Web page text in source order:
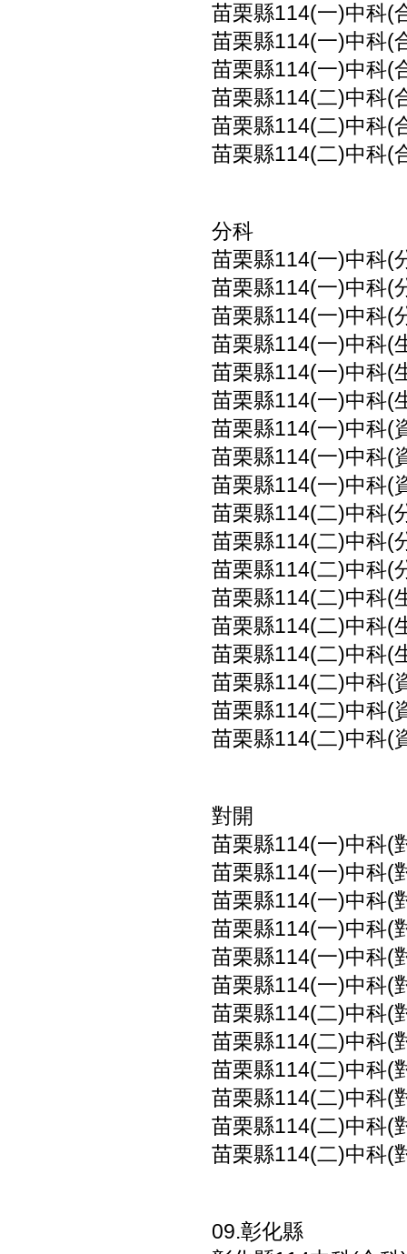
苗栗縣114(一)中科(
苗栗縣114(一)中科(
苗栗縣114(一)中科(
苗栗縣114(二)中科(
苗栗縣114(二)中科(
苗栗縣114(二)中科(
分科
苗栗縣114(一)中科(
苗栗縣114(一)中科(
苗栗縣114(一)中科(
苗栗縣114(一)中科(
苗栗縣114(一)中科(
苗栗縣114(一)中科(
苗栗縣114(一)中科(
苗栗縣114(一)中科(
苗栗縣114(一)中科(
苗栗縣114(二)中科(
苗栗縣114(二)中科(
苗栗縣114(二)中科(
苗栗縣114(二)中科(
苗栗縣114(二)中科(
苗栗縣114(二)中科(
苗栗縣114(二)中科(
苗栗縣114(二)中科(
苗栗縣114(二)中科(
對開
苗栗縣114(一)中科(
苗栗縣114(一)中科(
苗栗縣114(一)中科(
苗栗縣114(一)中科(
苗栗縣114(一)中科(
苗栗縣114(一)中科(
苗栗縣114(二)中科(
苗栗縣114(二)中科(
苗栗縣114(二)中科(
苗栗縣114(二)中科(
苗栗縣114(二)中科(
苗栗縣114(二)中科(
09.彰化縣